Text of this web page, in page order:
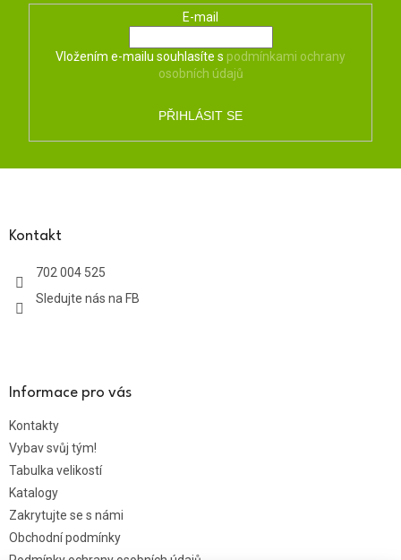
E-mail
Vložením e-mailu souhlasíte s podmínkami ochrany
osobních údajů
PŘIHLÁSIT SE
Kontakt
702 004 525
Sledujte nás na FB
Informace pro vás
Kontakty
Vybav svůj tým!
Tabulka velikostí
Katalogy
Zakrytujte se s námi
Obchodní podmínky